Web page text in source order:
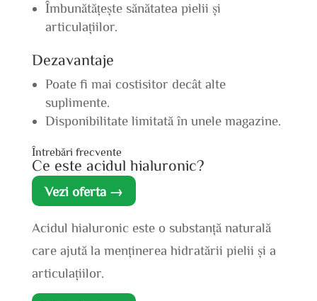
Îmbunătățește sănătatea pielii și
articulațiilor.
Dezavantaje
Poate fi mai costisitor decât alte
suplimente.
Disponibilitate limitată în unele magazine.
Întrebări frecvente
Ce este acidul hialuronic?
Vezi oferta →
Acidul hialuronic este o substanță naturală
care ajută la menținerea hidratării pielii și a
articulațiilor.